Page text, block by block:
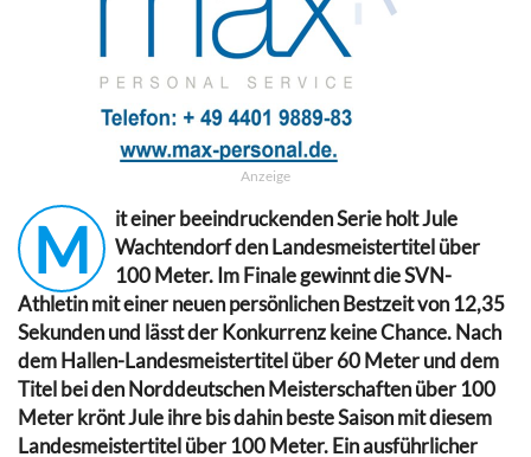
Anzeige
M
it einer beeindruckenden Serie holt Jule
Wachtendorf den Landesmeistertitel über
100 Meter. Im Finale gewinnt die SVN-
Athletin mit einer neuen persönlichen Bestzeit von 12,35
Sekunden und lässt der Konkurrenz keine Chance. Nach
dem Hallen-Landesmeistertitel über 60 Meter und dem
Titel bei den Norddeutschen Meisterschaften über 100
Meter krönt Jule ihre bis dahin beste Saison mit diesem
Landesmeistertitel über 100 Meter. Ein ausführlicher